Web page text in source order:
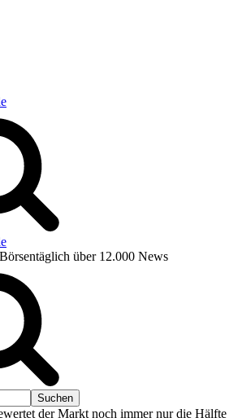
über 12.000 News
der Markt noch immer nur die Hälfte